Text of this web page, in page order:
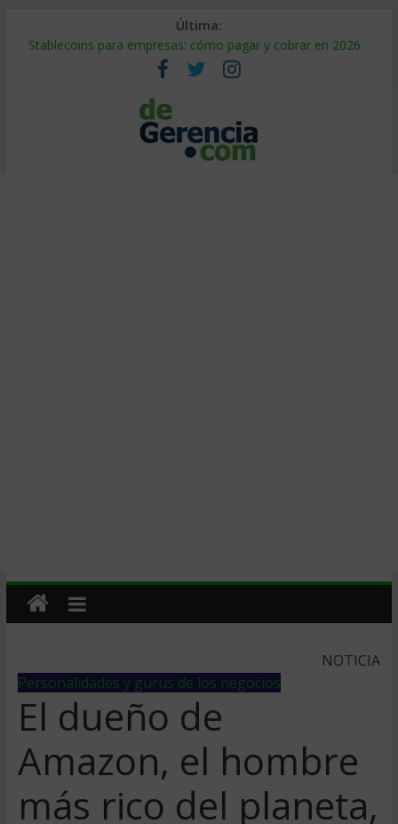
Última:
Stablecoins para empresas: cómo pagar y cobrar en 2026
Despido silencioso: qué es y por qué sale tan caro
IA en selección de personal: cómo auditarla a tiempo
Trabajo forzoso en la cadena de suministro: qué hacer
Mercado hispano de EE. UU.: cómo segmentarlo y venderle
NOTICIA
Personalidades y gurus de los negocios
El dueño de
Amazon, el hombre
más rico del planeta,